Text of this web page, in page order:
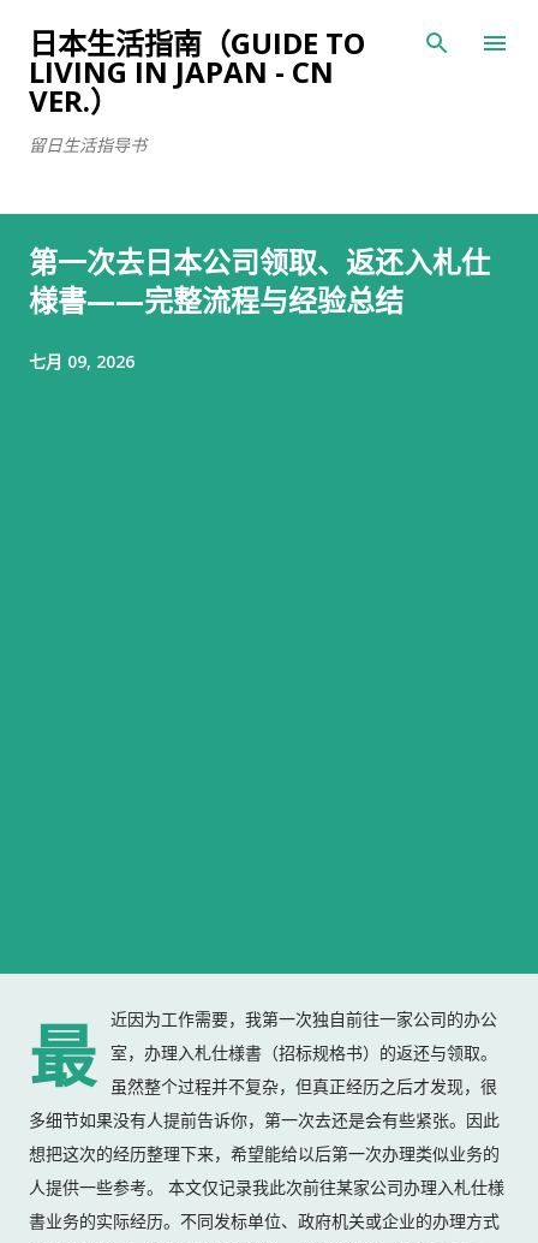
跳至主要内容
日本生活指南（GUIDE TO
LIVING IN JAPAN - CN
VER.）
留日生活指导书
第一次去日本公司领取、返还入札仕
様書——完整流程与经验总结
七月 09, 2026
最
近因为工作需要，我第一次独自前往一家公司的办公
室，办理入札仕様書（招标规格书）的返还与领取。
虽然整个过程并不复杂，但真正经历之后才发现，很
多细节如果没有人提前告诉你，第一次去还是会有些紧张。因此
想把这次的经历整理下来，希望能给以后第一次办理类似业务的
人提供一些参考。 本文仅记录我此次前往某家公司办理入札仕様
書业务的实际经历。不同发标单位、政府机关或企业的办理方式